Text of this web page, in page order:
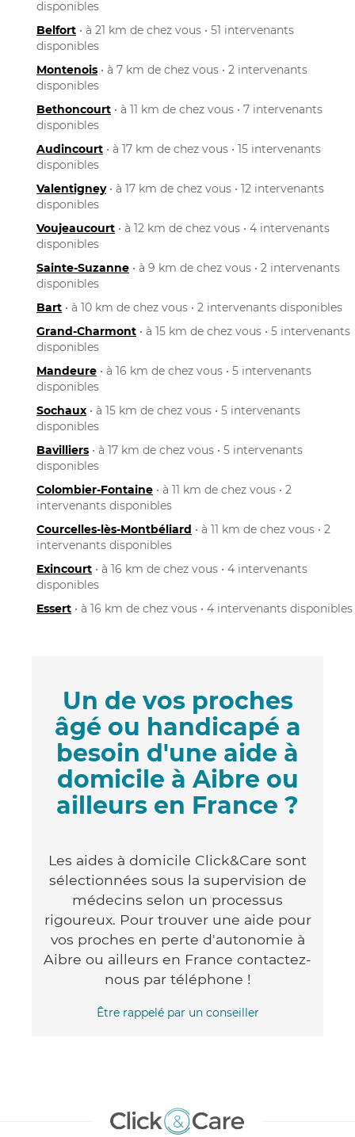
disponibles
Belfort • à 21 km de chez vous • 51 intervenants
disponibles
Montenois • à 7 km de chez vous • 2 intervenants
disponibles
Bethoncourt • à 11 km de chez vous • 7 intervenants
disponibles
Audincourt • à 17 km de chez vous • 15 intervenants
disponibles
Valentigney• à 17 km de chez vous • 12 intervenants
disponibles
Voujeaucourt • à 12 km de chez vous • 4 intervenants
disponibles
Sainte-Suzanne • à 9 km de chez vous • 2 intervenants
disponibles
Bart • à 10 km de chez vous • 2 intervenants disponibles
Grand-Charmont • à 15 km de chez vous • 5 intervenants
disponibles
Mandeure • à 16 km de chez vous • 5 intervenants
disponibles
Sochaux • à 15 km de chez vous • 5 intervenants
disponibles
Bavilliers • à 17 km de chez vous • 5 intervenants
disponibles
Colombier-Fontaine • à 11 km de chez vous • 2
intervenants disponibles
Courcelles-lès-Montbéliard • à 11 km de chez vous • 2
intervenants disponibles
Exincourt • à 16 km de chez vous • 4 intervenants
disponibles
Essert • à 16 km de chez vous • 4 intervenants disponibles
Un de vos proches
âgé ou handicapé a
besoin d'une aide à
domicile à Aibre ou
ailleurs en France ?
Les aides à domicile Click&Care sont
sélectionnées sous la supervision de
médecins selon un processus
rigoureux. Pour trouver une aide pour
vos proches en perte d'autonomie à
Aibre ou ailleurs en France contactez-
nous par téléphone !
Être rappelé par un conseiller